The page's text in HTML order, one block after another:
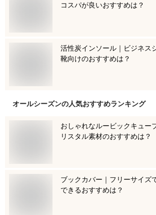
コスパが良いおすすめは？
活性炭インソール｜ビジネス
靴向けのおすすめは？
オールシーズンの人気おすすめランキング
おしゃれなルービックキュー
リスタル素材のおすすめは？
ブックカバー｜フリーサイズ
できるおすすめは？